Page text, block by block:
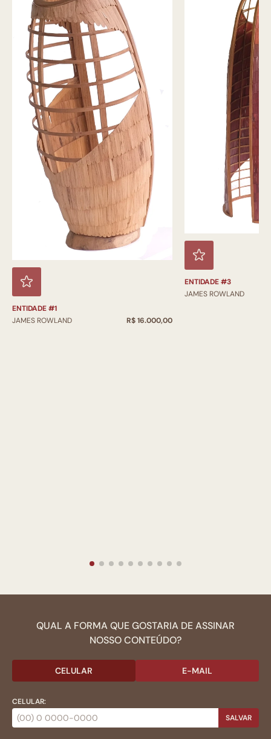
ENTIDADE #1
JAMES ROWLAND
R$ 16.000,00
ENTIDADE #3
JAMES ROWLAND
QUAL A FORMA QUE GOSTARIA DE ASSINAR
NOSSO CONTEÚDO?
CELULAR E-MAIL
CELULAR:
SALVAR